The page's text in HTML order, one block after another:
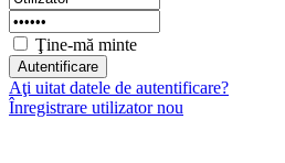
Ţine-mă minte
Aţi uitat datele de autentificare?
Înregistrare utilizator nou